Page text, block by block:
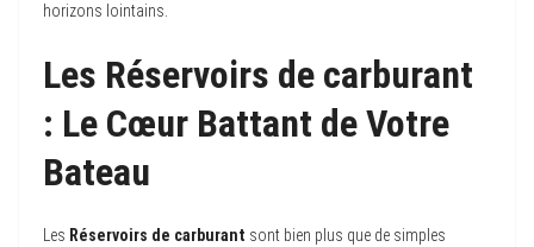
horizons lointains.
Les Réservoirs de carburant
: Le Cœur Battant de Votre
Bateau
Les Réservoirs de carburant sont bien plus que de simples